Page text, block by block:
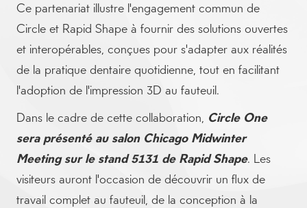
Ce partenariat illustre l'engagement commun de
Circle et Rapid Shape à fournir des solutions ouvertes
et interopérables, conçues pour s'adapter aux réalités
de la pratique dentaire quotidienne, tout en facilitant
l'adoption de l'impression 3D au fauteuil.
Dans le cadre de cette collaboration, Circle One
sera présenté au salon Chicago Midwinter
Meeting sur le stand 5131 de Rapid Shape. Les
visiteurs auront l'occasion de découvrir un flux de
travail complet au fauteuil, de la conception à la